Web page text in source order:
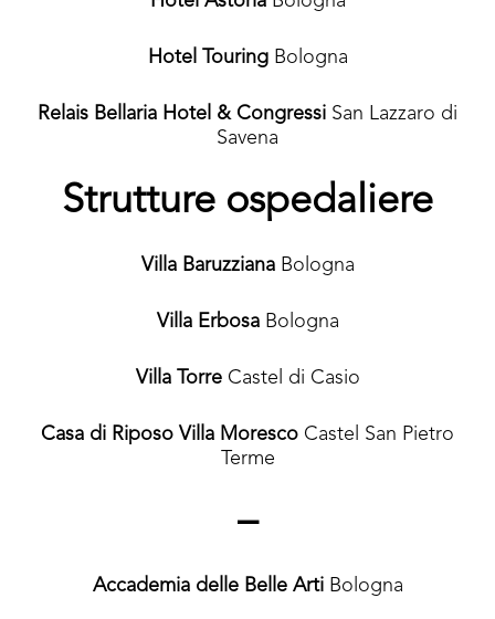
Hotel Touring Bologna
Relais Bellaria Hotel & Congressi San Lazzaro di
Savena
Strutture ospedaliere
Villa BaruzzianaBologna
Villa Erbosa Bologna
Villa Torre Castel di Casio
Casa di Riposo Villa Moresco Castel San Pietro
Terme
–
Accademia delle Belle Arti Bologna